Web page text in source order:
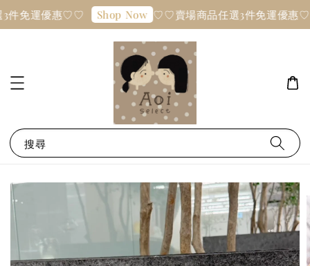
件免運優惠♡♡ Shop Now ♡♡賣場商品任選3件免運優惠
搜尋